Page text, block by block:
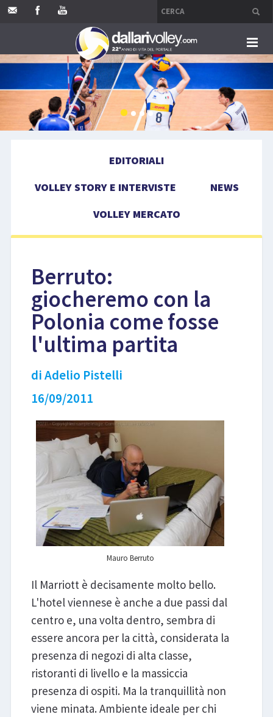
HOME
EDITORIALI
VOLLEY MERCATO
COMPETIZIONI
LIBRI
EDITORIALI
VOLLEY STORY E INTERVISTE
NEWS
VOLLEY MERCATO
Berruto:
giocheremo con la
Polonia come fosse
l'ultima partita
di Adelio Pistelli
16/09/2011
Mauro Berruto
Il Marriott è decisamente molto bello.
L'hotel viennese è anche a due passi dal
centro e, una volta dentro, sembra di
essere ancora per la città, considerata la
presenza di negozi di alta classe,
ristoranti di livello e la massiccia
presenza di ospiti. Ma la tranquillità non
viene minata. Ambiente ideale per chi